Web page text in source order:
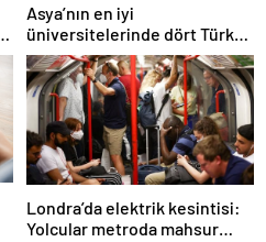
Asya’nın en iyi
üniversitelerinde dört Türk
okulu ilk 100’de
Londra’da elektrik kesintisi:
Yolcular metroda mahsur